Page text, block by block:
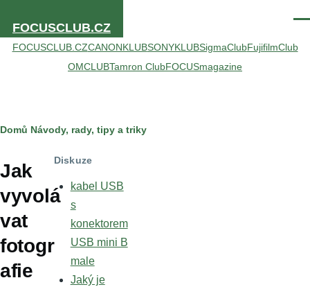
FOCUSCLUB.CZ
FOCUSCLUB.CZCANONKLUBSONYKLUBSigmaClubFujifilmClub
OMCLUBTamron ClubFOCUSmagazine
Drobečková
navigace
Domů Návody, rady, tipy a triky
Jak
vyvolá
vat
fotogr
afie
Diskuze
kabel USB
s
konektorem
USB mini B
male
Jaký je